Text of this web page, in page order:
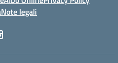
Note legali